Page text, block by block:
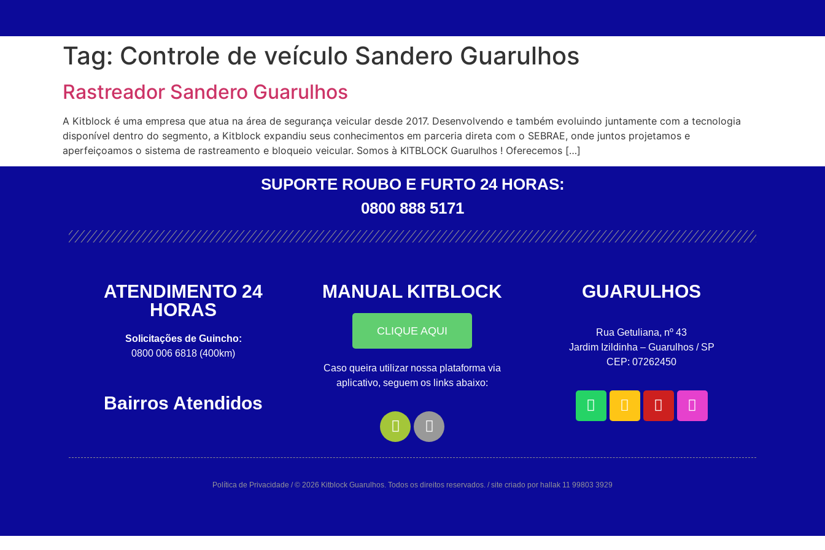
Tag: Controle de veículo Sandero Guarulhos
Rastreador Sandero Guarulhos
A Kitblock é uma empresa que atua na área de segurança veicular desde 2017. Desenvolvendo e também evoluindo juntamente com a tecnologia
disponível dentro do segmento, a Kitblock expandiu seus conhecimentos em parceria direta com o SEBRAE, onde juntos projetamos e
aperfeiçoamos o sistema de rastreamento e bloqueio veicular. Somos à KITBLOCK Guarulhos ! Oferecemos […]
SUPORTE ROUBO E FURTO 24 HORAS:
0800 888 5171
ATENDIMENTO 24
HORAS
Solicitações de Guincho:
0800 006 6818 (400km)
Bairros Atendidos
MANUAL KITBLOCK
CLIQUE AQUI
Caso queira utilizar nossa plataforma via
aplicativo, seguem os links abaixo:
GUARULHOS
Rua Getuliana, nº 43
Jardim Izildinha – Guarulhos / SP
CEP: 07262450
Política de Privacidade / © 2026 Kitblock Guarulhos. Todos os direitos reservados. / site criado por hallak 11 99803 3929